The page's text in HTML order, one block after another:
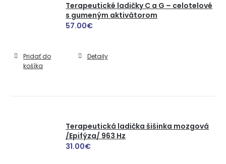
Terapeutické ladičky C a G – celotelové
s gumeným aktivátorom
57.00€
Pridať do
košíka
Detaily
Terapeutická ladička šišinka mozgová
/Epifýza/ 963 Hz
31.00€